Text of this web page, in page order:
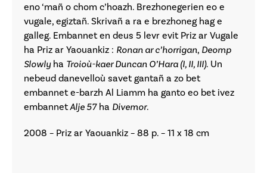
eno ‘mañ o chom c’hoazh. Brezhonegerien eo e
vugale, egiztañ. Skrivañ a ra e brezhoneg hag e
galleg. Embannet en deus 5 levr evit Priz ar Vugale
ha Priz ar Yaouankiz : Ronan ar c’horrigan, Deomp
Slowlyha Troioù-kaer Duncan O’Hara (I, II, III). Un
nebeud danevelloù savet gantañ a zo bet
embannet e-barzh Al Liamm ha ganto eo bet ivez
embannetAlje 57ha Divemor.
2008 – Priz ar Yaouankiz – 88 p. – 11 x 18 cm